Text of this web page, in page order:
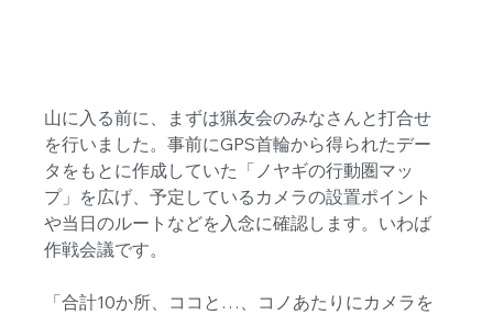
山に入る前に、まずは猟友会のみなさんと打合せ
を行いました。事前にGPS首輪から得られたデー
タをもとに作成していた「ノヤギの行動圏マッ
プ」を広げ、予定しているカメラの設置ポイント
や当日のルートなどを入念に確認します。いわば
作戦会議です。
「合計10か所、ココと…、コノあたりにカメラを